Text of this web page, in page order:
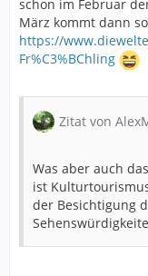
schon im Februar
März kommt dann
https://
Fr%C3%BChling
Zitat von
Was aber auch
ist
der Besichtigung